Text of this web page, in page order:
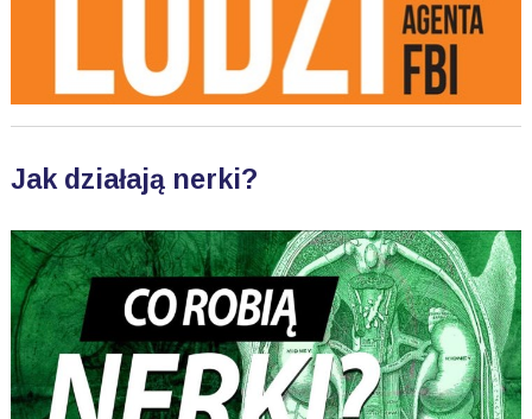
Jak działają nerki?